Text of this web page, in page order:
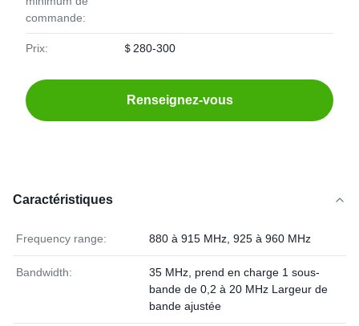
commande:
Prix: ＄280-300
Renseignez-vous
Caractéristiques
Frequency range: 880 à 915 MHz, 925 à 960 MHz
Bandwidth:
35 MHz, prend en charge 1 sous-
bande de 0,2 à 20 MHz Largeur de
bande ajustée